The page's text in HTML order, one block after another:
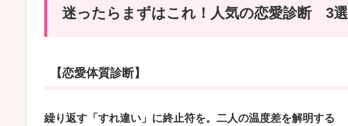
迷ったらまずはこれ！人気の恋愛診断 3選
【恋愛体質診断】
繰り返す「すれ違い」に終止符を。二人の温度差を解明する